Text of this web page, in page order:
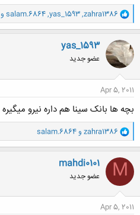
و
ا
ک
ن
ش
ه
ا
zahra1386
,
yas_1593
,
salam.6864 و 5 کاربر دیگر
yas_1593
عضو جدید
Apr 5, 2011
بچه ها بانک سینا هم داره نیرو میگیره
و
ا
ک
ن
ش
ه
ا
zahra1386 و salam.6864
M
mahdi0101
عضو جدید
Apr 5, 2011